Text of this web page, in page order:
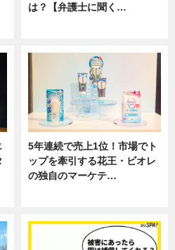
は？【弁護士に聞く…
5年連続で売上1位！市場でト
ップを牽引する花王・ビオレ
の独自のマーケテ…